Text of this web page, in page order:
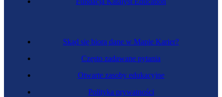
Skąd się biorą dane w Mapie Karier?
Często zadawane pytania
Otwarte zasoby edukacyjne
Polityka prywatności